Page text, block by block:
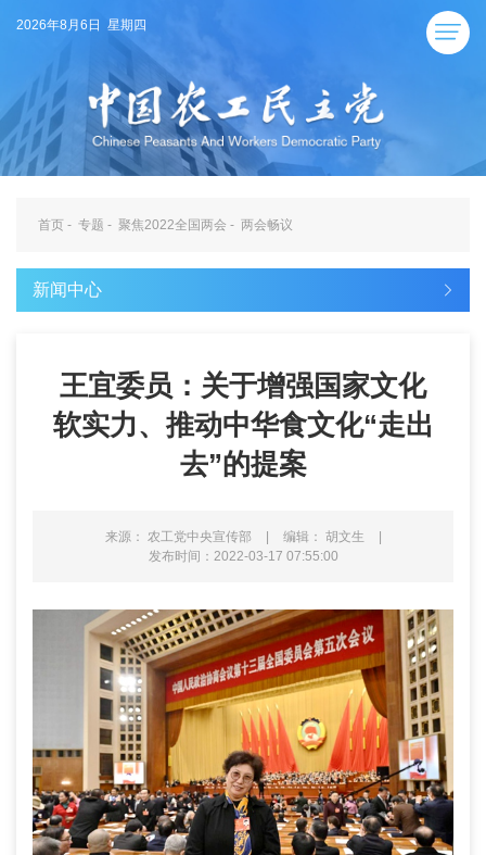
2026年8月6日 星期四
首页 - 专题 - 聚焦2022全国两会 - 两会畅议
新闻中心
王宜委员：关于增强国家文化
软实力、推动中华食文化“走出
去”的提案
来源： 农工党中央宣传部 | 编辑： 胡文生
|
发布时间：2022-03-17 07:55:00